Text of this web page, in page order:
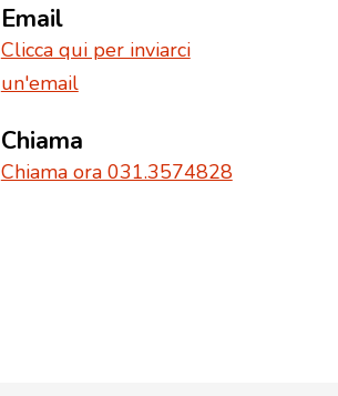
Email
Clicca qui per inviarci
un'email
Chiama
Chiama ora 031.3574828